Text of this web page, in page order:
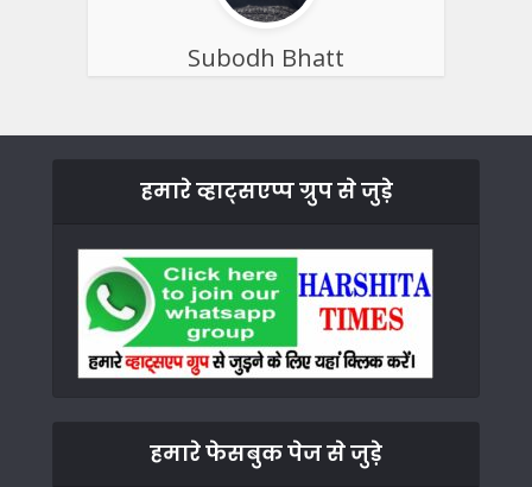
Subodh Bhatt
हमारे व्हाट्सएप्प ग्रुप से जुड़े
हमारे फेसबुक पेज से जुड़े